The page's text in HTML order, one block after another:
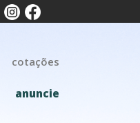
cotações
anuncie